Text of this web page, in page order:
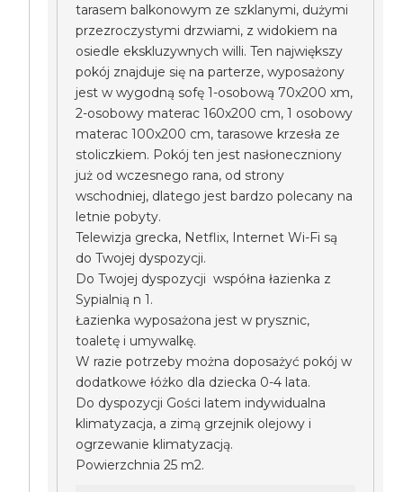
tarasem balkonowym ze szklanymi, dużymi
przezroczystymi drzwiami, z widokiem na
osiedle ekskluzywnych willi. Ten największy
pokój znajduje się na parterze, wyposażony
jest w wygodną sofę 1-osobową 70x200 xm,
2-osobowy materac 160x200 cm, 1 osobowy
materac 100x200 cm, tarasowe krzesła ze
stoliczkiem. Pokój ten jest nasłoneczniony
już od wczesnego rana, od strony
wschodniej, dlatego jest bardzo polecany na
letnie pobyty.
Telewizja grecka, Netflix, Internet Wi-Fi są
do Twojej dyspozycji.
Do Twojej dyspozycji współna łazienka z
Sypialnią n 1.
Łazienka wyposażona jest w prysznic,
toaletę i umywalkę.
W razie potrzeby można doposażyć pokój w
dodatkowe łóżko dla dziecka 0-4 lata.
Do dyspozycji Gości latem indywidualna
klimatyzacja, a zimą grzejnik olejowy i
ogrzewanie klimatyzacją.
Powierzchnia 25 m2.